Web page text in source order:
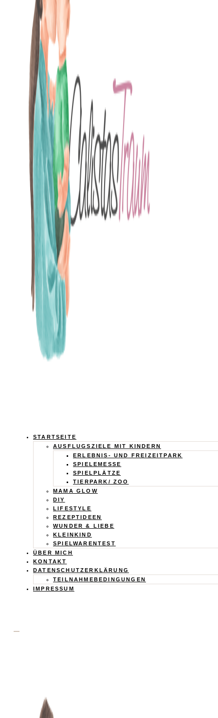
Calistas
Traum
STARTSEITE
AUSFLUGSZIELE MIT KINDERN
ERLEBNIS- UND FREIZEITPARK
SPIELEMESSE
SPIELPLÄTZE
TIERPARK/ ZOO
MAMA GLOW
DIY
LIFESTYLE
REZEPTIDEEN
WUNDER & LIEBE
KLEINKIND
SPIELWARENTEST
ÜBER MICH
KONTAKT
DATENSCHUTZERKLÄRUNG
TEILNAHMEBEDINGUNGEN
IMPRESSUM